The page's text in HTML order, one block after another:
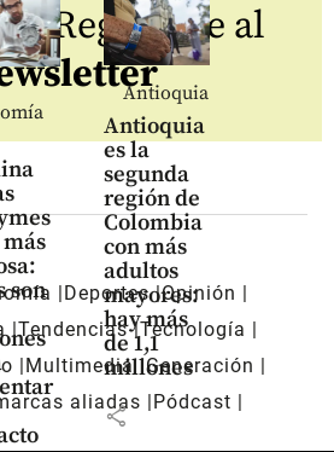
son
Antioquia
Antioquia
es la
segunda
región de
Colombia
con más
adultos
mayores:
hay más
de 1,1
millones
share
Regístrate al
Deportes Opinión
Tendencias Tecnología
Multimedia Generación
aliadas
Pódcast